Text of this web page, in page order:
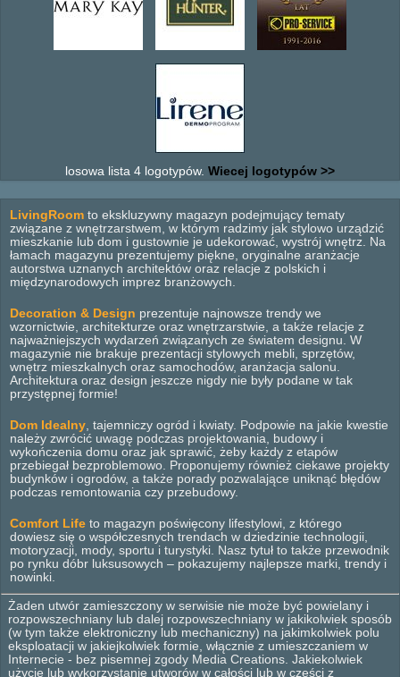
losowa lista 4 logotypów. Wiecej logotypów >>
LivingRoom to ekskluzywny magazyn podejmujący tematy
związane z wnętrzarstwem, w którym radzimy jak stylowo urządzić
mieszkanie lub dom i gustownie je udekorować, wystrój wnętrz. Na
łamach magazynu prezentujemy piękne, oryginalne aranżacje
autorstwa uznanych architektów oraz relacje z polskich i
międzynarodowych imprez branżowych.
Decoration & Design prezentuje najnowsze trendy we
wzornictwie, architekturze oraz wnętrzarstwie, a także relacje z
najważniejszych wydarzeń związanych ze światem designu. W
magazynie nie brakuje prezentacji stylowych mebli, sprzętów,
wnętrz mieszkalnych oraz samochodów, aranżacja salonu.
Architektura oraz design jeszcze nigdy nie były podane w tak
przystępnej formie!
Dom Idealny , tajemniczy ogród i kwiaty. Podpowie na jakie kwestie
należy zwrócić uwagę podczas projektowania, budowy i
wykończenia domu oraz jak sprawić, żeby każdy z etapów
przebiegał bezproblemowo. Proponujemy również ciekawe projekty
budynków i ogrodów, a także porady pozwalające uniknąć błędów
podczas remontowania czy przebudowy.
Comfort Life to magazyn poświęcony lifestylowi, z którego
dowiesz się o współczesnych trendach w dziedzinie technologii,
motoryzacji, mody, sportu i turystyki. Nasz tytuł to także przewodnik
po rynku dóbr luksusowych – pokazujemy najlepsze marki, trendy i
nowinki.
Żaden utwór zamieszczony w serwisie nie może być powielany i
rozpowszechniany lub dalej rozpowszechniany w jakikolwiek sposób
(w tym także elektroniczny lub mechaniczny) na jakimkolwiek polu
eksploatacji w jakiejkolwiek formie, włącznie z umieszczaniem w
Internecie - bez pisemnej zgody Media Creations. Jakiekolwiek
użycie lub wykorzystanie utworów w całości lub w części z